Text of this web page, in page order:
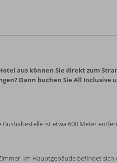
aus können Sie direkt zum
Dann buchen Sie All Inclusive
ist etwa 600 Meter
Im Hauptgebäude befindet